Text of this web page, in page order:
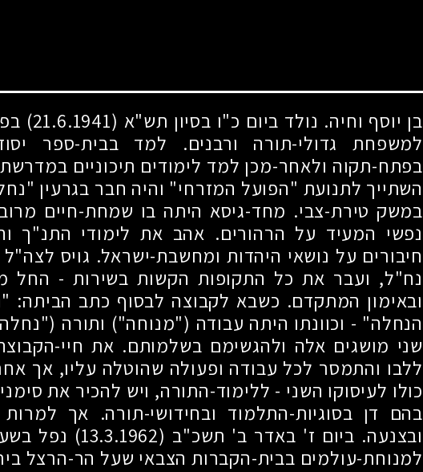
בן יוסף וחיה. נולד ביום כ"ו בסיון תש"א (21.6.1941)
למשפחת גדולי-תורה ורבנים. למד בבית-ספר
בפתח-תקוה ולאחר-מכן למד לימודים תיכוניים
השתייך לתנועת "הפועל המזרחי" והיה חבר בגרעין
במשק טירת-צבי. מחד-גיסא היתה בו שמחת-חיים
נפשי המעיד על הרהורים. אהב את לימודי התנ"ך
חיבורים על נושאי היהדות ומחשבת-ישראל. גויס לצה"ל
נח"ל, ועבר את כל התקופות הקשות בשירות - החל
ובאימון המתקדם. כשבא לקבוצה לבסוף כתב הביתה:
הנחלה" - וכוונתו היתה עבודה ("מנוחה") ותורה
שני מושגים אלה ולהגשימם בשלמותם. את חיי-
ללבו והתמסר לכל עבודה ופעולה שהוטלה עליו, אך
כולו לעיסוקו השני - ללימוד-התורה, ויש להכיר את
בהם דן בסוגיות-התלמוד ובחידושי-תורה. אך
ובצנעה. ביום ז' באדר ב' תשכ"ב (13.3.1962)
נפל
למנוחת-עולמים בבית-הקברות הצבאי שעל הר-הרצל